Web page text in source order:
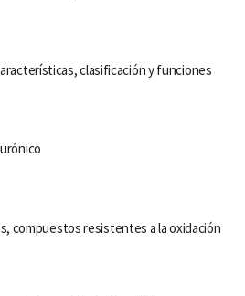
clasificación y funciones
compuestos resistentes a la oxidación